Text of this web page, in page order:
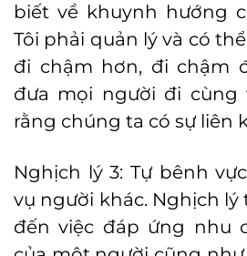
biết về khuynh hướng
Tôi phải quản lý và có
đi chậm hơn, đi chậm
đưa mọi người đi cùng
rằng chúng ta có sự liên
Nghịch lý 3: Tự bênh
vụ người khác. Nghịch lý
đến việc đáp ứng nhu